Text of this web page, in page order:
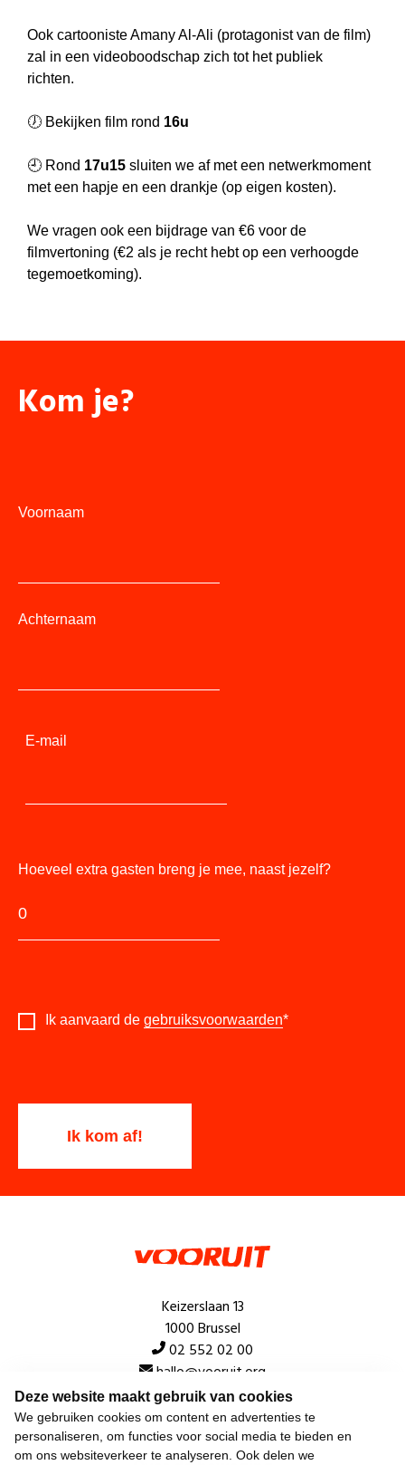
Deze website maakt gebruik van cookies
We gebruiken cookies om content en advertenties te
personaliseren, om functies voor social media te bieden en
om ons websiteverkeer te analyseren. Ook delen we
Ook cartooniste Amany Al-Ali (protagonist van de film)
zal in een videoboodschap zich tot het publiek
richten.
🕖 Bekijken film rond 16u
🕘 Rond 17u15 sluiten we af met een netwerkmoment
met een hapje en een drankje (op eigen kosten).
We vragen ook een bijdrage van €6 voor de
filmvertoning (€2 als je recht hebt op een verhoogde
tegemoetkoming).
Kom je?
Voornaam
Achternaam
E-mail
Hoeveel extra gasten breng je mee, naast jezelf?
Ik aanvaard de gebruiksvoorwaarden*
Keizerslaan 13
1000 Brussel
02 552 02 00
hallo@vooruit.org
Snel